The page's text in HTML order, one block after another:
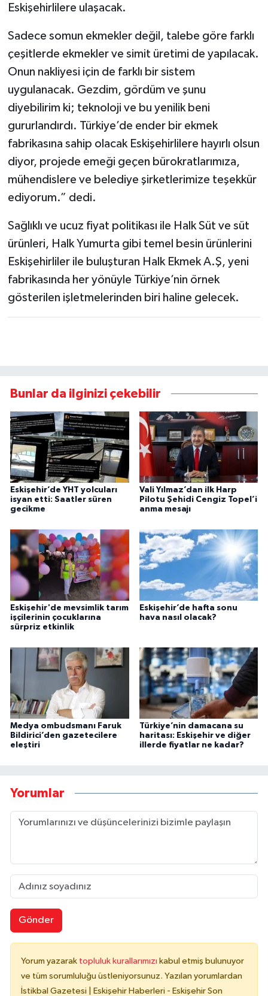
Eskişehirlilere ulaşacak.
Sadece somun ekmekler değil, talebe göre farklı
çeşitlerde ekmekler ve simit üretimi de yapılacak.
Onun nakliyesi için de farklı bir sistem
uygulanacak. Gezdim, gördüm ve şunu
diyebilirim ki; teknoloji ve bu yenilik beni
gururlandırdı. Türkiye’de ender bir ekmek
fabrikasına sahip olacak Eskişehirlilere hayırlı olsun
diyor, projede emeği geçen bürokratlarımıza,
mühendislere ve belediye şirketlerimize teşekkür
ediyorum.” dedi.
Sağlıklı ve ucuz fiyat politikası ile Halk Süt ve süt
ürünleri, Halk Yumurta gibi temel besin ürünlerini
Eskişehirliler ile buluşturan Halk Ekmek A.Ş, yeni
fabrikasında her yönüyle Türkiye’nin örnek
gösterilen işletmelerinden biri haline gelecek.
Bunlar da ilginizi çekebilir
Eskişehir’de YHT yolcuları
isyan etti: Saatler süren
gecikme
Vali Yılmaz’dan ilk Harp
Pilotu Şehidi Cengiz Topel’i
anma mesajı
Eskişehir'de mevsimlik tarım
işçilerinin çocuklarına
sürpriz etkinlik
Eskişehir’de hafta sonu
hava nasıl olacak?
Medya ombudsmanı Faruk
Bildirici’den gazetecilere
eleştiri
Türkiye’nin damacana su
haritası: Eskişehir ve diğer
illerde fiyatlar ne kadar?
Yorumlar
Gönder
Yorum yazarak topluluk kurallarımızı kabul etmiş bulunuyor
ve tüm sorumluluğu üstleniyorsunuz. Yazılan yorumlardan
İstikbal Gazetesi | Eskişehir Haberleri - Eskişehir Son